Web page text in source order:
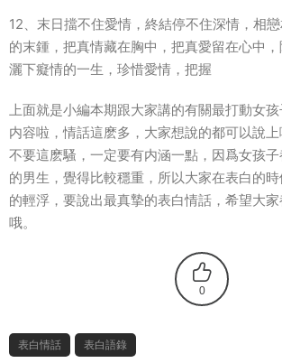
12、末日擋不住愛情，終結停不住深情，相
的末鍾，把真情藏在胸中，把真愛留在心中，
灑下癡情的一生，珍惜愛情，把握
上面就是小編本期跟大家講的有關最打動女
内容啦，情話這麽多，大家想說的都可以說
不要這麽騷，一定要有内涵一點，因爲女孩
的男生，覺得比較穩重，所以大家在表白的
的輕浮，要說出最真摯的表白情話，希望大
哦。
0
表白情話 表白語錄